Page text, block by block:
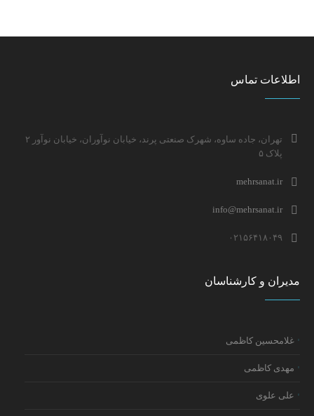
اطلاعات تماس
تهران، جاده ساوه، شهرک صنعتی پرند، خیابان نوآوران، خیابان نوآور ۲
پلاک ۵
mehrsanat.ir
info@mehrsanat.ir
۰۲۱۵۶۴۱۸۰۴۹
مدیران و کارشناسان
غلامحسین کاظمی
مهدی کاظمی
علی علوی